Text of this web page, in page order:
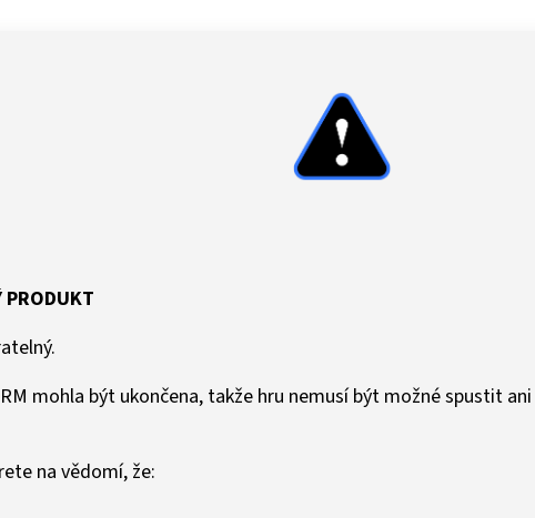
PRODUKT
mohla být ukončena, takže hru nemusí být možné spustit
na vědomí, že: